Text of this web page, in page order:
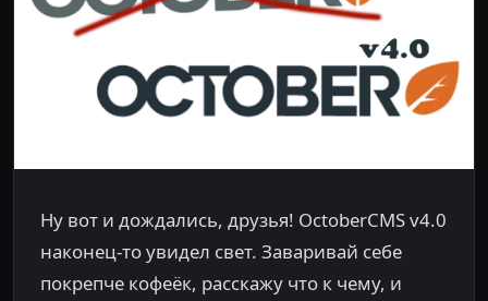
Ну вот и дождались, друзья! OctoberCMS v4.0
наконец-то увидел свет. Заваривай себе
покрепче кофеёк, расскажу что к чему, и